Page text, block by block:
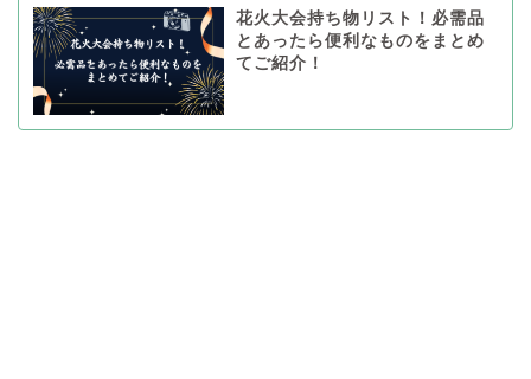
花火大会持ち物リスト！必需品
とあったら便利なものをまとめ
てご紹介！